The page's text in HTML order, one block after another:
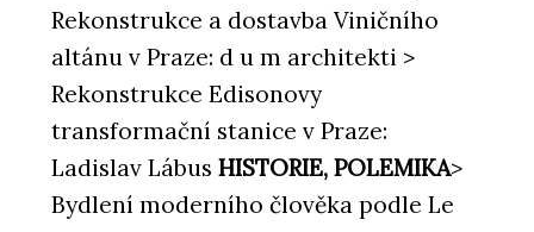
Rekonstrukce a dostavba Viničního
altánu v Praze: d u m architekti >
Rekonstrukce Edisonovy
transformační stanice v Praze:
Ladislav Lábus HISTORIE, POLEMIKA>
Bydlení moderního člověka podle Le